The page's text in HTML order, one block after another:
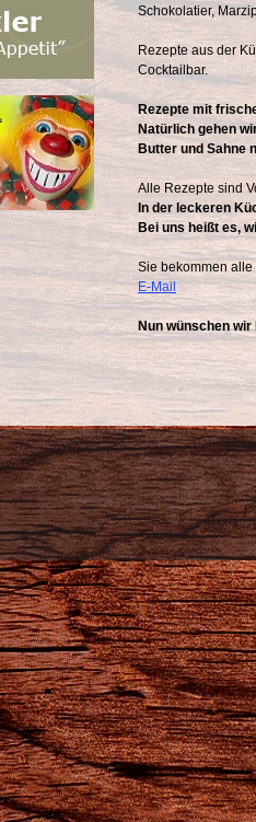
Schokolatier,
Rezepte aus der
Cocktailbar.
Rezepte mit
Natürlich gehen
Butter und Sahne
Alle Rezepte sind
In der leckeren
Bei uns heißt es,
Sie bekommen alle
E-Mail
Nun wünschen